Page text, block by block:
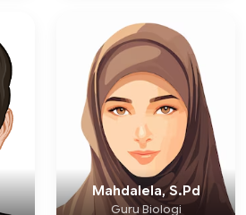
Mahdalela, S.Pd
Guru Biologi